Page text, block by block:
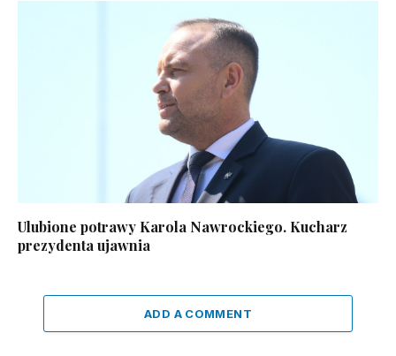
Ulubione potrawy Karola Nawrockiego. Kucharz
prezydenta ujawnia
ADD A COMMENT